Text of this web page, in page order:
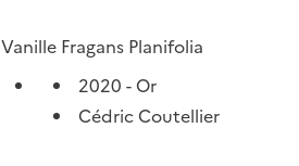
Vanille Fragans Planifolia
2020 - Or
Cédric Coutellier